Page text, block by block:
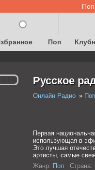
Поп
Русское
Онлайн Радио Поп
Первая
использующая в
Это лучшая
артисты, самые
Жанр: Поп Страна: